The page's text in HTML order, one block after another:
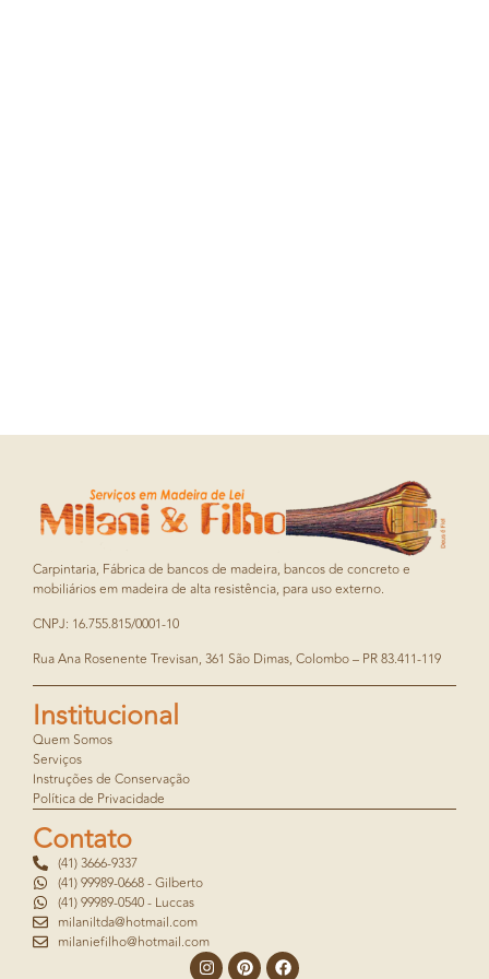
Carpintaria, Fábrica de bancos de madeira, bancos de concreto e
mobiliários em madeira de alta resistência, para uso externo.
CNPJ: 16.755.815/0001-10
Rua Ana Rosenente Trevisan, 361 São Dimas, Colombo – PR 83.411-119
Institucional
Quem Somos
Serviços
Instruções de Conservação
Política de Privacidade
Contato
(41) 3666-9337
(41) 99989-0668 - Gilberto
(41) 99989-0540 - Luccas
milaniltda@hotmail.com
milaniefilho@hotmail.com